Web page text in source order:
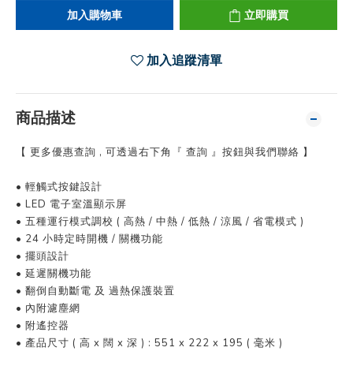
加入購物車 立即購買
加入追蹤清單
商品描述
【 更多優惠查詢 , 可透過右下角『 查詢 』按鈕與我們聯絡 】
• 輕觸式按鍵設計
• LED 電子室溫顯示屏
• 五種運行模式調校 ( 高熱 / 中熱 / 低熱 / 涼風 / 省電模式 )
• 24 小時定時開機 / 關機功能
• 擺頭設計
• 延遲關機功能
• 翻倒自動斷電 及 過熱保護裝置
• 內附濾塵網
• 附遙控器
• 產品尺寸 ( 高 x 闊 x 深 ) : 551 x 222 x 195 ( 毫米 )